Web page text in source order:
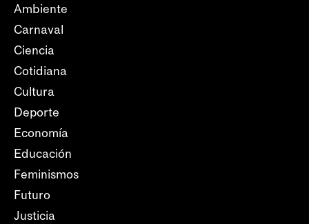
Ambiente
Carnaval
Ciencia
Cotidiana
Cultura
Deporte
Economía
Educación
Feminismos
Futuro
Justicia